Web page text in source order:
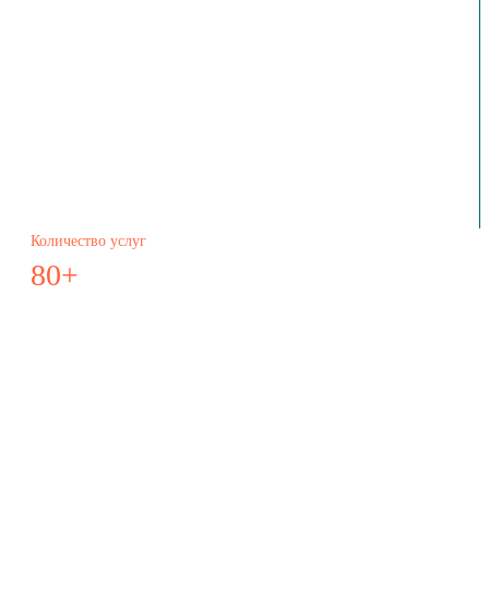
Количество услуг
80+